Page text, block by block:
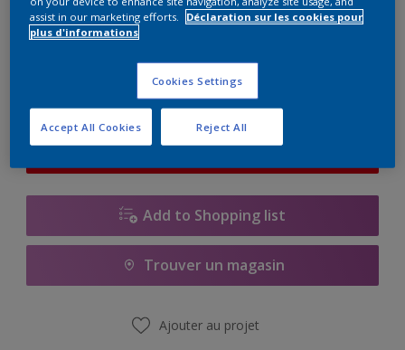
Quantité Calculateur de peinture
Calculer
Ce produit n'est pas destiné à la vente en ligne et ne
peut être acheté que dans des magasins sélectionnés.
Add to Shopping list
Trouver un magasin
Ajouter au projet
assist in our marketing efforts.
Déclaration sur les cookies pour
plus d'informations
Cookies Settings
Reject All
Accept All Cookies